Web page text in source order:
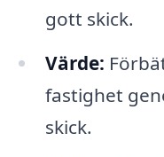
gott skick.
Värde:
fastighet
skick.